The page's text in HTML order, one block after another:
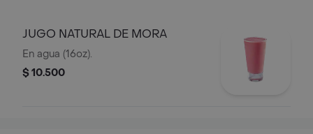
JUGO NATURAL DE MORA
En agua (16oz).
$ 10.500